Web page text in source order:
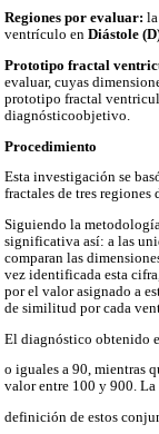
Regiones por evaluar:
ventrículo en Diástole
Prototipo fractal
evaluar, cuyas
prototipo fractal
diagnósticoobjetivo.
Procedimiento
Esta investigación se
fractales de tres
Siguiendo la
significativa así: a las
comparan las
vez identificada esta
por el valor asignado a
de similitud por cada
El diagnóstico obtenido
o iguales a 90, mientras
valor entre 100 y 900. La
definición de estos